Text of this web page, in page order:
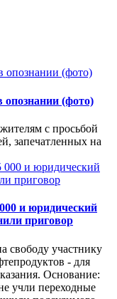
опознании (фото)
с просьбой
запечатленных на
и юридический
приговор
свободу участнику
- для
Основание:
учли переходные